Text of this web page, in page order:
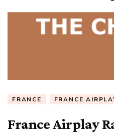
FRANCE FRANCE
France Airplay